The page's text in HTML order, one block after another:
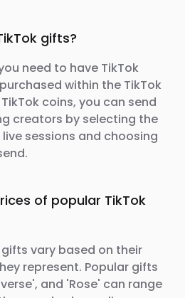
gifts?
need to have TikTok
within the TikTok
coins, you can send
creators by selecting the
sessions and choosing
of popular TikTok
vary based on their
represent. Popular gifts
and 'Rose' can range